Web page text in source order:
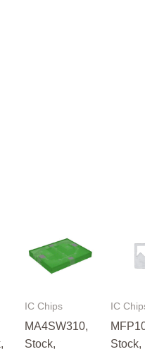
IC Chips
MA4SW310,
Stock,
IC
Stock,